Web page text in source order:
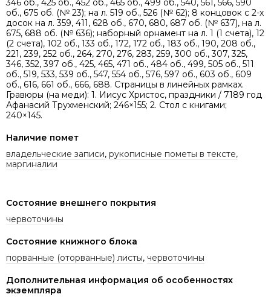
об., 675 об. (№ 23); на л. 519 об., 526 (№ 62); 8 концовок с 2-х
досок на л. 359, 411, 628 об., 670, 680, 687 об. (№ 637), на л.
675, 688 об. (№ 636); наборный орнамент на л. 1 (1 счета), 12
(2 счета), 102 об., 133 об., 172, 172 об., 183 об., 190, 208 об.,
221, 239, 252 об., 264, 270, 276, 283, 259, 300 об., 307, 325,
346, 352, 397 об., 425, 465, 471 об., 484 об., 499, 505 об., 511
об., 519, 533, 539 об., 547, 554 об., 576, 597 об., 603 об., 609
об., 616, 661 об., 666, 688. Страницы в линейных рамках.
Гравюры (на меди): 1. Иисус Христос, праздники / 7189 год
Афанасий Трухменский; 246×155; 2. Стол с книгами;
240×145.
Наличие помет
владельческие записи, рукописные пометы в тексте,
маргиналии
Состояние внешнего покрытия
червоточины
Состояние книжного блока
порванные (оторванные) листы, червоточины
Дополнительная информация об особенностях
экземпляра